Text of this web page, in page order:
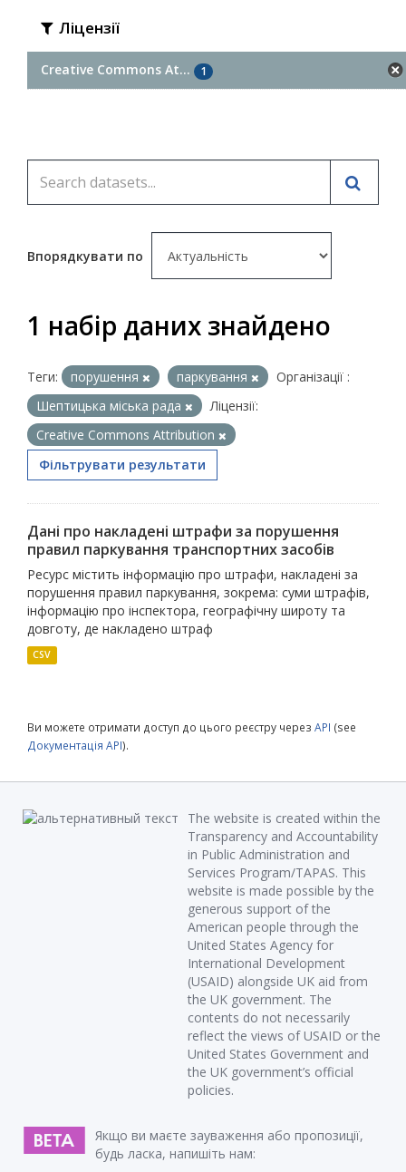
Ліцензії
Creative Commons At... 1
Впорядкувати по
1 набір даних знайдено
Теги: порушення паркування
Організації :
Шептицька міська рада
Ліцензії:
Creative Commons Attribution
Фільтрувати результати
Дані про накладені штрафи за порушення
правил паркування транспортних засобів
Ресурс містить інформацію про штрафи, накладені за
порушення правил паркування, зокрема: суми штрафів,
інформацію про інспектора, географічну широту та
довготу, де накладено штраф
CSV
Ви можете отримати доступ до цього реєстру через API (see
Документація API).
The website is created within the
Transparency and Accountability
in Public Administration and
Services Program/TAPAS. This
website is made possible by the
generous support of the
American people through the
United States Agency for
International Development
(USAID) alongside UK aid from
the UK government. The
contents do not necessarily
reflect the views of USAID or the
United States Government and
the UK government’s official
policies.
Якщо ви маєте зауваження або пропозиції,
будь ласка, напишіть нам: